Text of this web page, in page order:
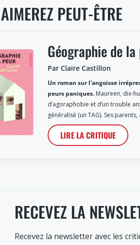
PEUT-ÊTRE
Géographie de
Par Claire Castillon
Un roman sur l'angoisse
peurs paniques. Maureen, dix-
d’agoraphobie et d’un trouble
généralisé (un TAG). Ses
LIRE LA CRITIQUE
RECEVEZ LA
Recevez la newsletter avec les